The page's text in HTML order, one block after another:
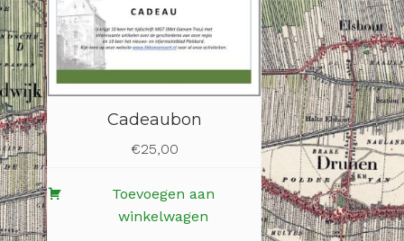
Cadeaubon
€25,00
Toevoegen aan
winkelwagen